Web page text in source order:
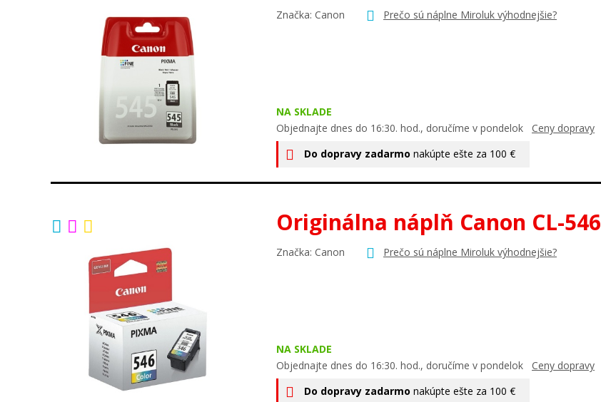
Značka: Canon Prečo sú náplne Miroluk výhodnejšie?
NA SKLADE
Objednajte dnes do 16:30. hod., doručíme v pondelok Ceny dopravy
Do dopravy zadarmo nakúpte ešte za 100 €
Originálna náplň Canon CL-546
Značka: Canon Prečo sú náplne Miroluk výhodnejšie?
NA SKLADE
Objednajte dnes do 16:30. hod., doručíme v pondelok Ceny dopravy
Do dopravy zadarmo nakúpte ešte za 100 €